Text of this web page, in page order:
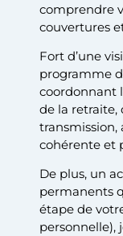
comprendre
couvertures
Fort d’une
programme
coordonnant
de la retraite,
transmission,
cohérente et
De plus, un
permanents
étape de
personnelle),